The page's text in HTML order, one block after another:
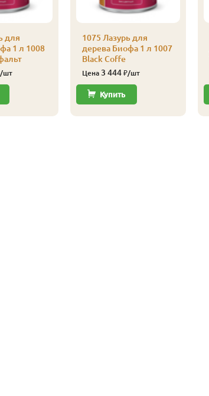
для
1 л 1008
шт
1075 Лазурь для
дерева Биофа 1 л 1007
Black Coffe
Цена 3 444₽/шт
Купить